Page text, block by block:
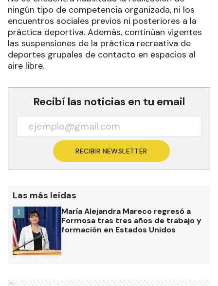
ningún tipo de competencia organizada, ni los
encuentros sociales previos ni posteriores a la
práctica deportiva. Además, continúan vigentes
las suspensiones de la práctica recreativa de
deportes grupales de contacto en espacios al
aire libre.
Recibí las noticias en tu email
RECIBIR NEWSLETTER
Las más leídas
María Alejandra Mareco regresó a
Formosa tras tres años de trabajo y
formación en Estados Unidos
1
Ads